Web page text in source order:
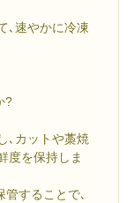
､速やかに冷凍
?
､カットや藁焼
度を保持しま
することで､